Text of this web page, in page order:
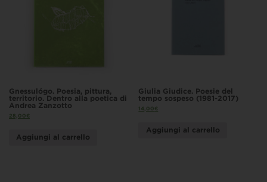
Gnessulógo. Poesia, pittura,
territorio. Dentro alla poetica di
Andrea Zanzotto
28,00€
Aggiungi al carrello
Giulia Giudice. Poesie del
tempo sospeso (1981-2017)
14,00€
Aggiungi al carrello